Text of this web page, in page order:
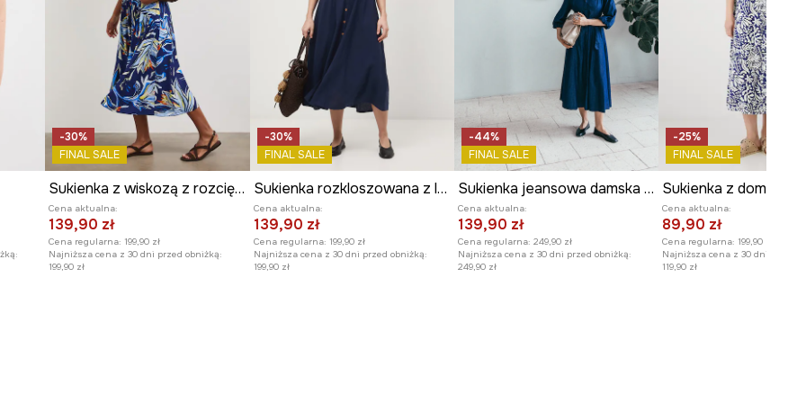
-30%
FINAL SALE
Sukienka z wiskozą z rozcięciem
Cena aktualna:
139,90 zł
Cena regularna: 199,90 zł
Najniższa cena z 30 dni przed obniżką:
199,90 zł
-30%
FINAL SALE
Sukienka rozkloszowana z lnem
Cena aktualna:
139,90 zł
Cena regularna: 199,90 zł
Najniższa cena z 30 dni przed obniżką:
199,90 zł
-44%
FINAL SALE
Sukienka jeansowa damska maxi z paskiem gładka
Cena aktualna:
139,90 zł
Cena regularna: 249,90 zł
Najniższa cena z 30 dni przed obniżką:
249,90 zł
-25%
FINAL SALE
Cena aktualna:
89,90 zł
Cena regularna: 199,90 zł
Najniższa cena z 30 dni przed
119,90 zł